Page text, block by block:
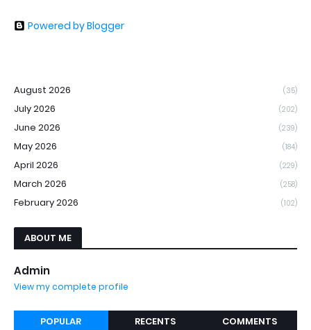
Powered by Blogger
August 2026 (35)
July 2026 (202)
June 2026 (239)
May 2026 (184)
April 2026 (229)
March 2026 (258)
February 2026 (102)
ABOUT ME
Admin
View my complete profile
POPULAR RECENTS COMMENTS